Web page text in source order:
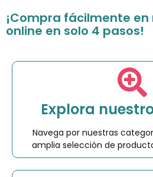
¡Compra fácilmente
online en solo 4 pasos!
Explora
Navega por nuestras
amplia selección de